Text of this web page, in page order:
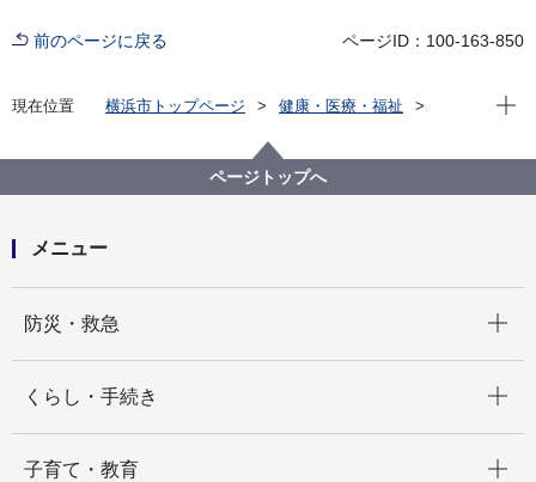
前のページに戻る ページID：100-163-850
現在位置 横浜市トップページ
健康・医療・福祉
令和８年度介護保険実施状況
現在
ページトップへ
メニュー
防災・救急
くらし・手続き
子育て・教育